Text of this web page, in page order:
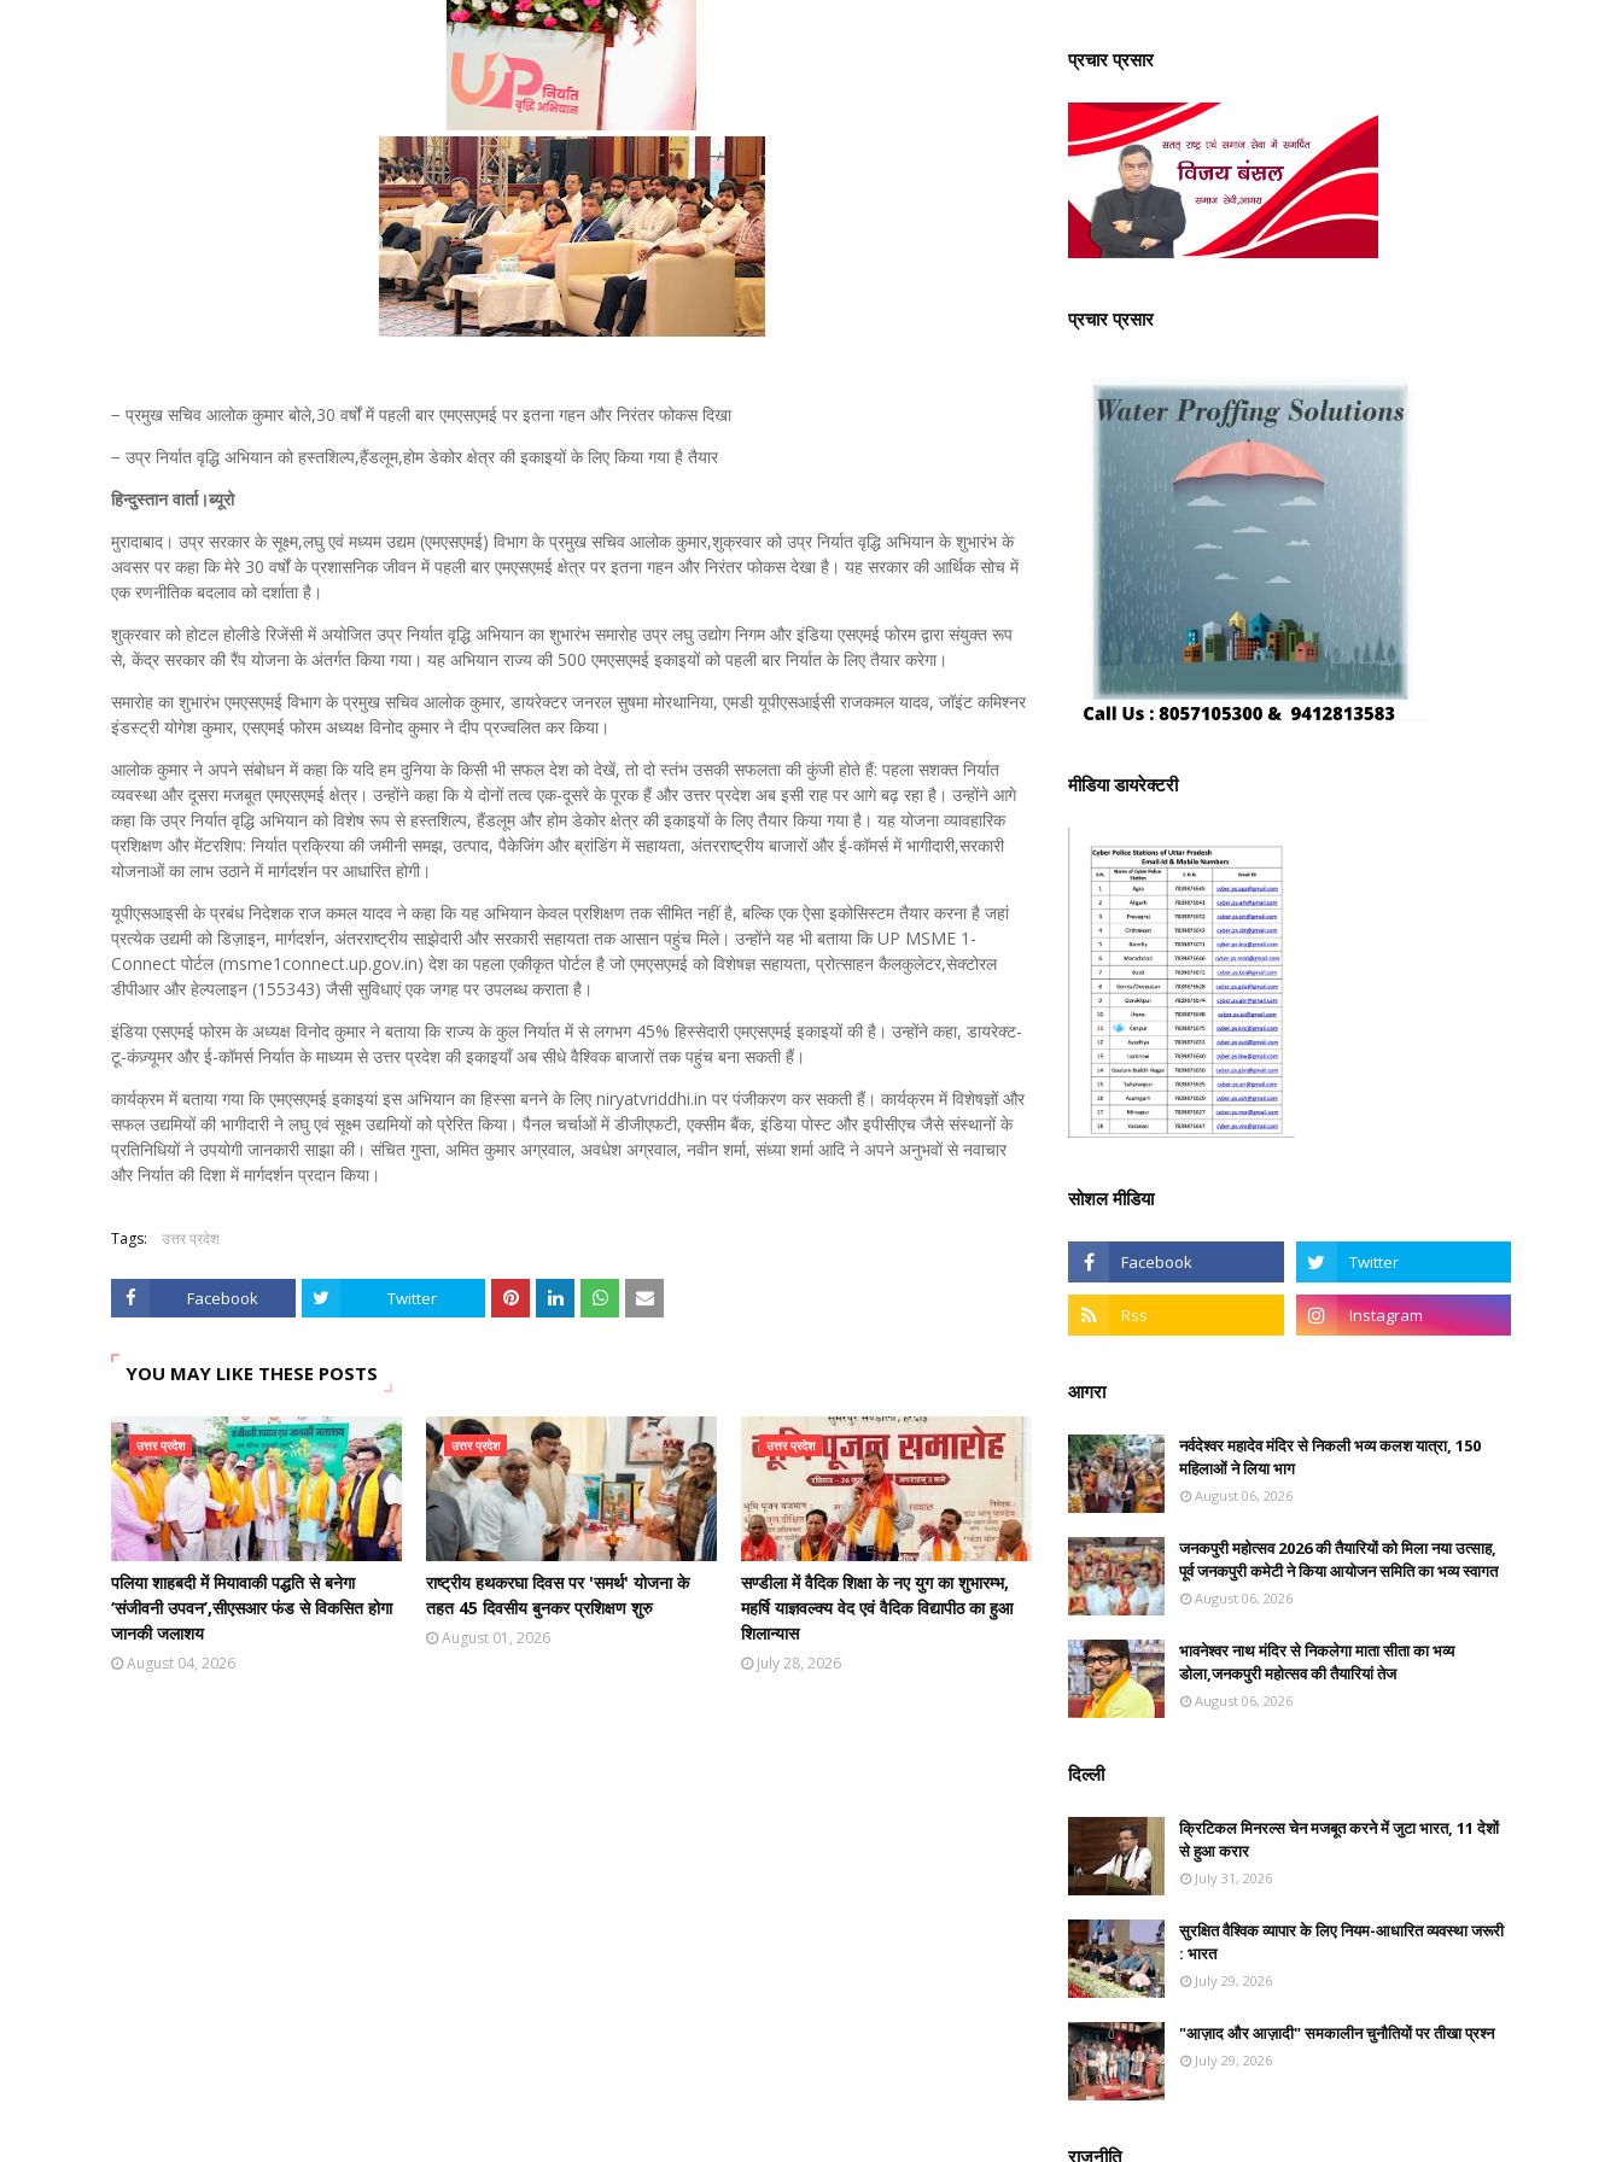
− प्रमुख सचिव आलोक कुमार बोले,30 वर्षों में पहली बार एमएसएमई पर इतना गहन और निरंतर फोकस दिखा
− उप्र निर्यात वृद्धि अभियान को हस्तशिल्प,हैंडलूम,होम डेकोर क्षेत्र की इकाइयों के लिए किया गया है तैयार
हिन्दुस्तान वार्ता।ब्यूरो
मुरादाबाद। उप्र सरकार के सूक्ष्म,लघु एवं मध्यम उद्यम (एमएसएमई) विभाग के प्रमुख सचिव आलोक कुमार,शुक्रवार को उप्र निर्यात वृद्धि अभियान के शुभारंभ के
अवसर पर कहा कि मेरे 30 वर्षों के प्रशासनिक जीवन में पहली बार एमएसएमई क्षेत्र पर इतना गहन और निरंतर फोकस देखा है। यह सरकार की आर्थिक सोच में
एक रणनीतिक बदलाव को दर्शाता है।
शुक्रवार को होटल होलीडे रिजेंसी में अयोजित उप्र निर्यात वृद्धि अभियान का शुभारंभ समारोह उप्र लघु उद्योग निगम और इंडिया एसएमई फोरम द्वारा संयुक्त रूप
से, केंद्र सरकार की रैंप योजना के अंतर्गत किया गया। यह अभियान राज्य की 500 एमएसएमई इकाइयों को पहली बार निर्यात के लिए तैयार करेगा।
समारोह का शुभारंभ एमएसएमई विभाग के प्रमुख सचिव आलोक कुमार, डायरेक्टर जनरल सुषमा मोरथानिया, एमडी यूपीएसआईसी राजकमल यादव, जॉइंट कमिश्नर
इंडस्ट्री योगेश कुमार, एसएमई फोरम अध्यक्ष विनोद कुमार ने दीप प्रज्वलित कर किया।
आलोक कुमार ने अपने संबोधन में कहा कि यदि हम दुनिया के किसी भी सफल देश को देखें, तो दो स्तंभ उसकी सफलता की कुंजी होते हैं: पहला सशक्त निर्यात
व्यवस्था और दूसरा मजबूत एमएसएमई क्षेत्र। उन्होंने कहा कि ये दोनों तत्व एक-दूसरे के पूरक हैं और उत्तर प्रदेश अब इसी राह पर आगे बढ़ रहा है। उन्होंने आगे
कहा कि उप्र निर्यात वृद्धि अभियान को विशेष रूप से हस्तशिल्प, हैंडलूम और होम डेकोर क्षेत्र की इकाइयों के लिए तैयार किया गया है। यह योजना व्यावहारिक
प्रशिक्षण और मेंटरशिप: निर्यात प्रक्रिया की जमीनी समझ, उत्पाद, पैकेजिंग और ब्रांडिंग में सहायता, अंतरराष्ट्रीय बाजारों और ई-कॉमर्स में भागीदारी,सरकारी
योजनाओं का लाभ उठाने में मार्गदर्शन पर आधारित होगी।
यूपीएसआइसी के प्रबंध निदेशक राज कमल यादव ने कहा कि यह अभियान केवल प्रशिक्षण तक सीमित नहीं है, बल्कि एक ऐसा इकोसिस्टम तैयार करना है जहां
प्रत्येक उद्यमी को डिज़ाइन, मार्गदर्शन, अंतरराष्ट्रीय साझेदारी और सरकारी सहायता तक आसान पहुंच मिले। उन्होंने यह भी बताया कि UP MSME 1-
Connect पोर्टल (msme1connect.up.gov.in) देश का पहला एकीकृत पोर्टल है जो एमएसएमई को विशेषज्ञ सहायता, प्रोत्साहन कैलकुलेटर,सेक्टोरल
डीपीआर और हेल्पलाइन (155343) जैसी सुविधाएं एक जगह पर उपलब्ध कराता है।
इंडिया एसएमई फोरम के अध्यक्ष विनोद कुमार ने बताया कि राज्य के कुल निर्यात में से लगभग 45% हिस्सेदारी एमएसएमई इकाइयों की है। उन्होंने कहा, डायरेक्ट-
टू-कंज़्यूमर और ई-कॉमर्स निर्यात के माध्यम से उत्तर प्रदेश की इकाइयाँ अब सीधे वैश्विक बाजारों तक पहुंच बना सकती हैं।
कार्यक्रम में बताया गया कि एमएसएमई इकाइयां इस अभियान का हिस्सा बनने के लिए niryatvriddhi.in पर पंजीकरण कर सकती हैं। कार्यक्रम में विशेषज्ञों और
सफल उद्यमियों की भागीदारी ने लघु एवं सूक्ष्म उद्यमियों को प्रेरित किया। पैनल चर्चाओं में डीजीएफटी, एक्सीम बैंक, इंडिया पोस्ट और इपीसीएच जैसे संस्थानों के
प्रतिनिधियों ने उपयोगी जानकारी साझा की। संचित गुप्ता, अमित कुमार अग्रवाल, अवधेश अग्रवाल, नवीन शर्मा, संध्या शर्मा आदि ने अपने अनुभवों से नवाचार
और निर्यात की दिशा में मार्गदर्शन प्रदान किया।
Tags: उत्तर प्रदेश
Facebook Twitter
YOU MAY LIKE THESE POSTS
उत्तर प्रदेश
पलिया शाहबदी में मियावाकी पद्धति से बनेगा
‘संजीवनी उपवन’,सीएसआर फंड से विकसित होगा
जानकी जलाशय
August 04, 2026
उत्तर प्रदेश
राष्ट्रीय हथकरघा दिवस पर 'समर्थ' योजना के
तहत 45 दिवसीय बुनकर प्रशिक्षण शुरु
August 01, 2026
उत्तर प्रदेश
सण्डीला में वैदिक शिक्षा के नए युग का शुभारम्भ,
महर्षि याज्ञवल्क्य वेद एवं वैदिक विद्यापीठ का हुआ
शिलान्यास
July 28, 2026
प्रचार प्रसार
प्रचार प्रसार
मीडिया डायरेक्टरी
सोशल मीडिया
आगरा
नर्वदेश्वर महादेव मंदिर से निकली भव्य कलश यात्रा, 150
महिलाओं ने लिया भाग
August 06, 2026
जनकपुरी महोत्सव 2026 की तैयारियों को मिला नया उत्साह,
पूर्व जनकपुरी कमेटी ने किया आयोजन समिति का भव्य स्वागत
August 06, 2026
भावनेश्वर नाथ मंदिर से निकलेगा माता सीता का भव्य
डोला,जनकपुरी महोत्सव की तैयारियां तेज
August 06, 2026
दिल्ली
क्रिटिकल मिनरल्स चेन मजबूत करने में जुटा भारत, 11 देशों
से हुआ करार
July 31, 2026
सुरक्षित वैश्विक व्यापार के लिए नियम-आधारित व्यवस्था जरूरी
: भारत
July 29, 2026
"आज़ाद और आज़ादी" समकालीन चुनौतियों पर तीखा प्रश्न
July 29, 2026
राजनीति